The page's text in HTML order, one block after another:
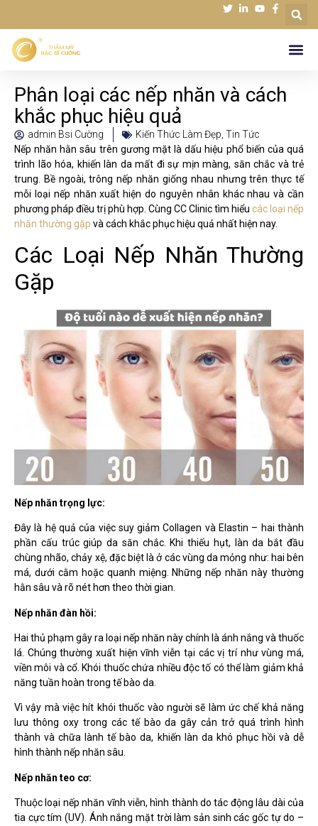
Phân loại các nếp nhăn và cách
khắc phục hiệu quả
admin Bsi Cường Kiến Thức Làm Đẹp Tin Tức
Nếp nhăn hằn sâu trên gương mặt là dấu hiệu phổ biến của quá
trình lão hóa, khiến làn da mất đi sự mịn màng, săn chắc và trẻ
trung. Bề ngoài,trông nếp nhăn giống nhau nhưngtrên thực tế
mỗi loại nếp nhăn xuất hiện do nguyên nhân khác nhau và cần
phương pháp điều trị phù hợp. Cùng CC Clinic tìm hiểu các loại nếp
nhăn thường gặp và cách khắc phục hiệu quả nhất hiện nay.
Các Loại Nếp Nhăn Thường
Gặp
Nếp nhăn trọng lực:
Đây là hệ quả của việc suy giảm Collagen và Elastin – hai thành
phần cấu trúc giúp da săn chắc. Khi thiếu hụt, làn da bắt đầu
chùng nhão, chảy xệ, đặc biệt là ở các vùng da mỏng như: hai bên
má, dưới cằm hoặc quanh miệng. Những nếp nhăn này thường
hằn sâu và rõ nét hơn theo thời gian.
Nếp nhăn đàn hồi:
Hai thủ phạm gây ra loại nếp nhăn này chính là ánh nắng và thuốc
lá. Chúng thường xuất hiện vĩnh viễn tại các vị trí như vùng má,
viền môi và cổ. Khói thuốc chứa nhiều độc tố có thể làm giảm khả
năng tuần hoàn trong tế bào da.
Vì vậy mà việc hít khói thuốc vào người sẽ làm ức chế khả năng
lưu thông oxy trong các tế bào da gây cản trở quá trình hình
thành và chữa lành tế bào da, khiến làn da khó phục hồi và dễ
hình thành nếp nhăn sâu.
Nếp nhăn teo cơ:
Thuộc loại nếp nhăn vĩnh viễn, hình thành do tác động lâu dài của
tia cực tím (UV). Ánh nắng mặt trời làm sản sinh các gốc tự do –